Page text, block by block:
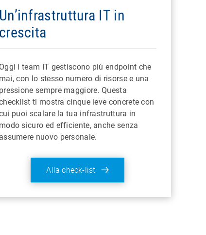
Un’infrastruttura IT in
crescita
Oggi i team IT gestiscono più endpoint che
mai, con lo stesso numero di risorse e una
pressione sempre maggiore. Questa
ti mostra cinque leve concrete con
puoi scalare la tua infrastruttura in
modo sicuro ed efficiente, anche senza
assumere nuovo personale.
Alla check-list